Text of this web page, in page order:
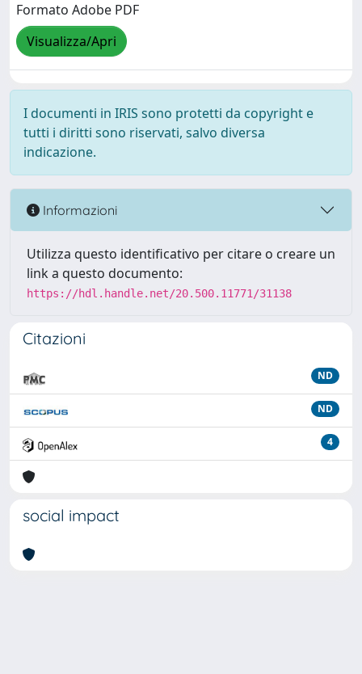
Formato Adobe PDF
Visualizza/Apri
I documenti in IRIS sono protetti da copyright e
tutti i diritti sono riservati, salvo diversa
indicazione.
Informazioni
Utilizza questo identificativo per citare o creare un
link a questo documento:
https://hdl.handle.net/20.500.11771/31138
Citazioni
ND
ND
4
social impact